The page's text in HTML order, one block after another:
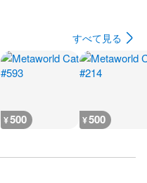
すべて見る
¥500 ¥500